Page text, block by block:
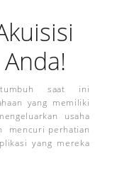
saat ini
yang memiliki
usaha
mencuri perhatian
yang mereka